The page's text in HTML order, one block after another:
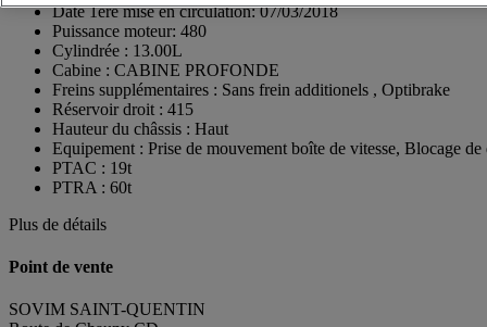
Date 1ère mise en circulation:07/03/2018
Puissance moteur: 480
Cylindrée : 13.00L
Cabine : CABINE PROFONDE
Freins supplémentaires : Sans frein additionels , Optibrake
Réservoir droit : 415
Hauteur du châssis : Haut
Equipement : Prise de mouvement boîte de vitesse, Blocage
PTAC : 19t
PTRA : 60t
Plus de détails
Point de vente
SOVIM SAINT-QUENTIN